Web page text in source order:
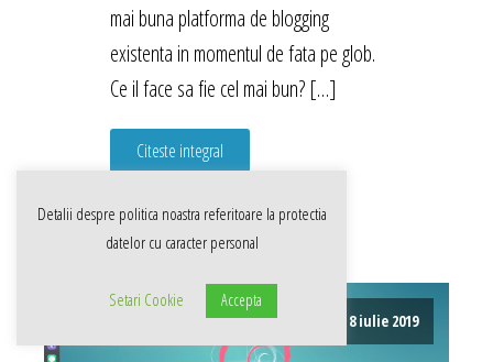
mai buna platforma de blogging
existenta in momentul de fata pe glob.
Ce il face sa fie cel mai bun? […]
Citeste integral
8 iulie 2019
Detalii despre politica noastra referitoare la protectia
datelor cu caracter personal
Setari Cookie Accepta